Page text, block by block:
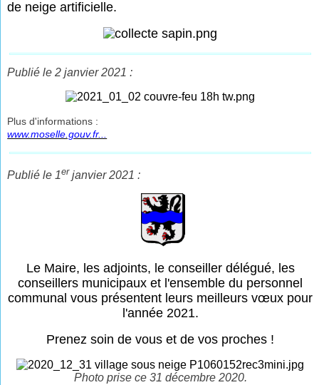
de neige artificielle.
Publié le 2 janvier 2021 :
Plus d'informations :
www.moselle.gouv.fr...
Publié le 1er janvier 2021 :
Le Maire, les adjoints, le conseiller délégué, les
conseillers municipaux et l'ensemble du personnel
communal vous présentent leurs meilleurs vœux pour
l'année 2021.
Prenez soin de vous et de vos proches !
Photo prise ce 31 décembre 2020.